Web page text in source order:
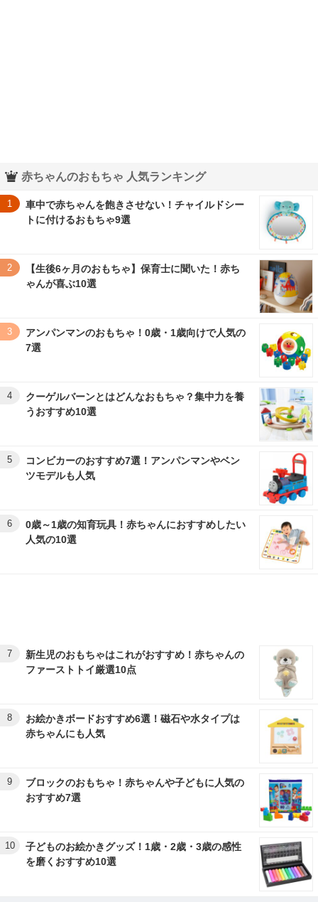
赤ちゃんのおもちゃ 人気ランキング
1
車中で赤ちゃんを飽きさせない！チャイルドシー
トに付けるおもちゃ9選
2
【生後6ヶ月のおもちゃ】保育士に聞いた！赤ち
ゃんが喜ぶ10選
3
アンパンマンのおもちゃ！0歳・1歳向けで人気の
7選
4
クーゲルバーンとはどんなおもちゃ？集中力を養
うおすすめ10選
5
コンビカーのおすすめ7選！アンパンマンやベン
ツモデルも人気
6
0歳～1歳の知育玩具！赤ちゃんにおすすめしたい
人気の10選
7
新生児のおもちゃはこれがおすすめ！赤ちゃんの
ファーストトイ厳選10点
8
お絵かきボードおすすめ6選！磁石や水タイプは
赤ちゃんにも人気
9
ブロックのおもちゃ！赤ちゃんや子どもに人気の
おすすめ7選
10
子どものお絵かきグッズ！1歳・2歳・3歳の感性
を磨くおすすめ10選